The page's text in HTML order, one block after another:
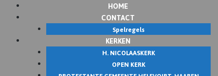
HOME
CONTACT
Spelregels
KERKEN
H. NICOLAASKERK
OPEN KERK